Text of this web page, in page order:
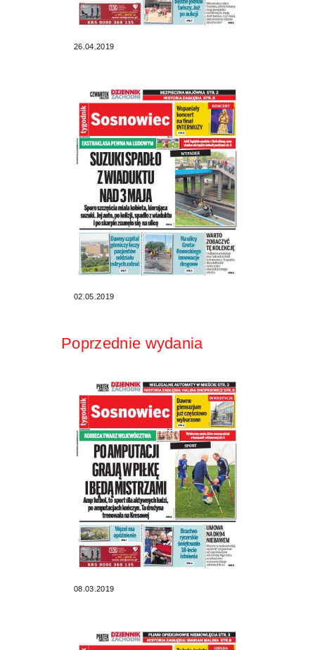
26.04.2019
02.05.2019
Poprzednie wydania
08.03.2019